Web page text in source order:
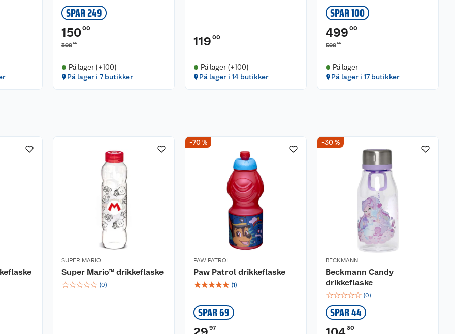
SPAR 249
15000
39900
På lager (+100)
På lager i 7 butikker
119 00
På lager (+100)
På lager i 14 butikker
SPAR 100
499 00
59900
På lager
På lager i 17 butikker
SUPER MARIO
Super Mario™ drikkeflaske
☆☆☆☆☆ (0)
-70 %
PAW PATROL
Paw Patrol drikkeflaske
☆☆☆☆☆ (1)
SPAR 69
97
-30 %
BECKMANN
Beckmann Candy
drikkeflaske
☆☆☆☆☆ (0)
SPAR 44
30